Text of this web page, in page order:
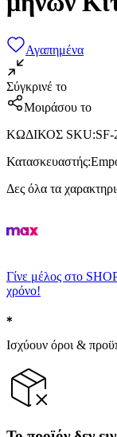
Αγαπημένα
Σύγκρινέ το
Μοιράσου το
ΚΩΔΙΚΟΣ SKU:SF-
Κατασκευαστής:
Δες όλα τα
Γίνε μέλος στο
χρόνο!
Ισχύουν όροι &